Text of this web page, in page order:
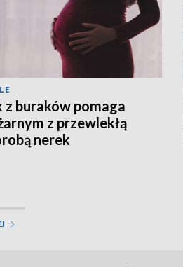
z buraków pomaga
z przewlekłą
nerek